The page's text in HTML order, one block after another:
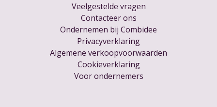
Veelgestelde vragen
Contacteer ons
Ondernemen bij Combidee
Privacyverklaring
Algemene verkoopvoorwaarden
Cookieverklaring
Voor ondernemers